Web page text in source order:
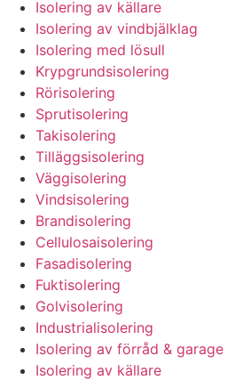
Isolering av källare
Isolering av vindbjälklag
Isolering med lösull
Krypgrundsisolering
Rörisolering
Sprutisolering
Takisolering
Tilläggsisolering
Väggisolering
Vindsisolering
Brandisolering
Cellulosaisolering
Fasadisolering
Fuktisolering
Golvisolering
Industrialisolering
Isolering av förråd & garage
Isolering av källare